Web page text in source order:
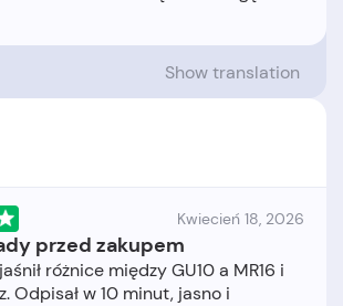
Show translation
Kwiecień 18, 2026
przed zakupem
różnice między GU10 a MR16 i
Odpisał w 10 minut, jasno i